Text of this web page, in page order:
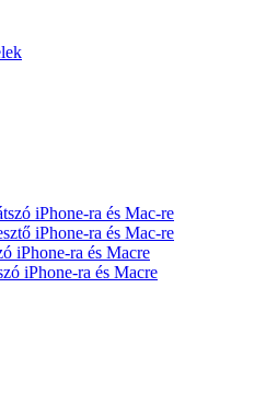
iPhone-ra és Mac-re
iPhone-ra és Mac-re
iPhone-ra és Macre
iPhone-ra és Macre